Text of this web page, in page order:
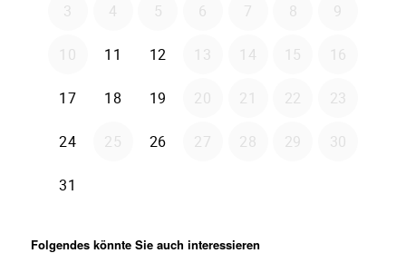
Folgendes könnte Sie auch interessieren